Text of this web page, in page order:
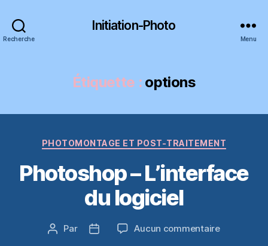
Recherche
Initiation-Photo
Menu
Étiquette : options
Catégories
PHOTOMONTAGE ET POST-TRAITEMENT
Photoshop – L’interface
du logiciel
Auteur
Par
Date
Aucun commentairesur